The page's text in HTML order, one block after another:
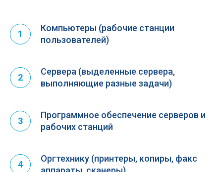
1
Компьютеры (рабочие станции
пользователей)
2
Сервера (выделенные сервера,
выполняющие разные задачи)
3
Программное обеспечение серверов и
рабочих станций
4
Оргтехнику (принтеры, копиры, факс